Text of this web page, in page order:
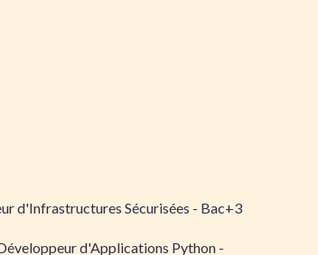
d'Infrastructures Sécurisées - Bac+3
d'Applications Python -